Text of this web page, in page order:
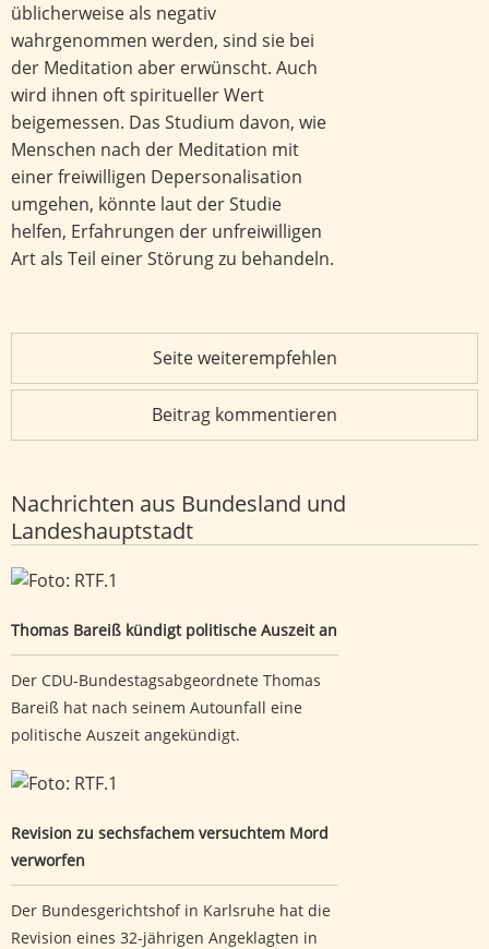
üblicherweise als negativ
wahrgenommen werden, sind sie bei
der Meditation aber erwünscht. Auch
wird ihnen oft spiritueller Wert
beigemessen. Das Studium davon, wie
Menschen nach der Meditation mit
einer freiwilligen Depersonalisation
umgehen, könnte laut der Studie
helfen, Erfahrungen der unfreiwilligen
Art als Teil einer Störung zu behandeln.
Seite weiterempfehlen
Beitrag kommentieren
Nachrichten aus Bundesland und
Landeshauptstadt
Thomas Bareiß kündigt politische Auszeit an
Thomas Bareiß kündigt politische Auszeit an
Der CDU-Bundestagsabgeordnete Thomas
Bareiß hat nach seinem Autounfall eine
politische Auszeit angekündigt.
Revision zu sechsfachem versuchtem Mord verworfen
Revision zu sechsfachem versuchtem Mord
verworfen
Der Bundesgerichtshof in Karlsruhe hat die
Revision eines 32-jährigen Angeklagten in